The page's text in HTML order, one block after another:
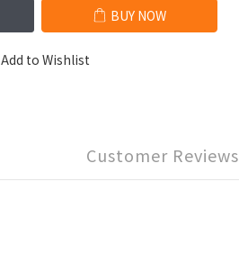
BUY NOW
Add to Wishlist
Customer Reviews